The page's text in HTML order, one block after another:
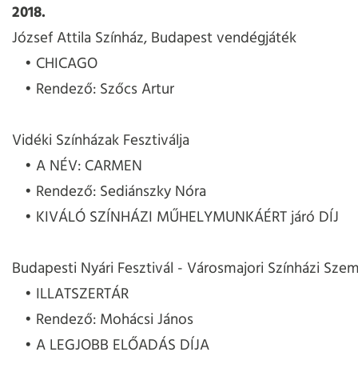
2018.
József Attila Színház, Budapest vendégjáték
CHICAGO
Rendező: Szőcs Artur
Vidéki Színházak Fesztiválja
A NÉV: CARMEN
Rendező: Sediánszky Nóra
KIVÁLÓ SZÍNHÁZI MŰHELYMUNKÁÉRT járó DÍJ
Budapesti Nyári Fesztivál - Városmajori Színházi
ILLATSZERTÁR
Rendező: Mohácsi János
A LEGJOBB ELŐADÁS DÍJA